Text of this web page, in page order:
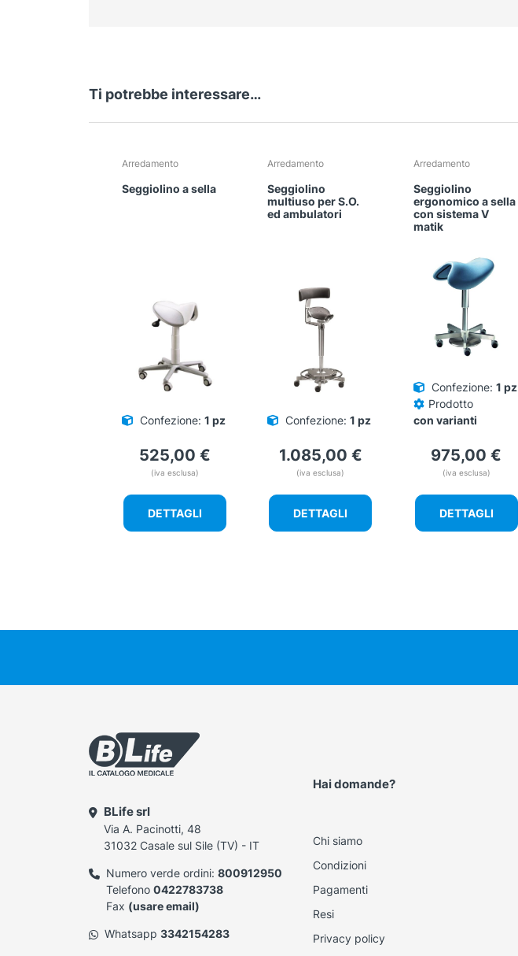
Ti potrebbe interessare…
Arredamento
Seggiolino a sella
Confezione: 1 pz
525,00€
(iva esclusa)
DETTAGLI
Arredamento
Seggiolino
multiuso per S.O.
ed ambulatori
Confezione: 1 pz
1.085,00 €
(iva esclusa)
DETTAGLI
Arredamento
Seggiolino
ergonomico a sella
con sistema V
matik
Confezione: 1 pz
Prodotto
con varianti
975,00€
(iva esclusa)
DETTAGLI
Questo
ha
più
varianti.
opzioni
possono
pagina
BLife srl
Via A. Pacinotti, 48
31032 Casale sul Sile (TV) - IT
Numero verde ordini: 800912950
Telefono 0422783738
Fax (usare email)
Whatsapp 3342154283
Hai domande?
Chi siamo
Condizioni
Pagamenti
Resi
Privacy policy